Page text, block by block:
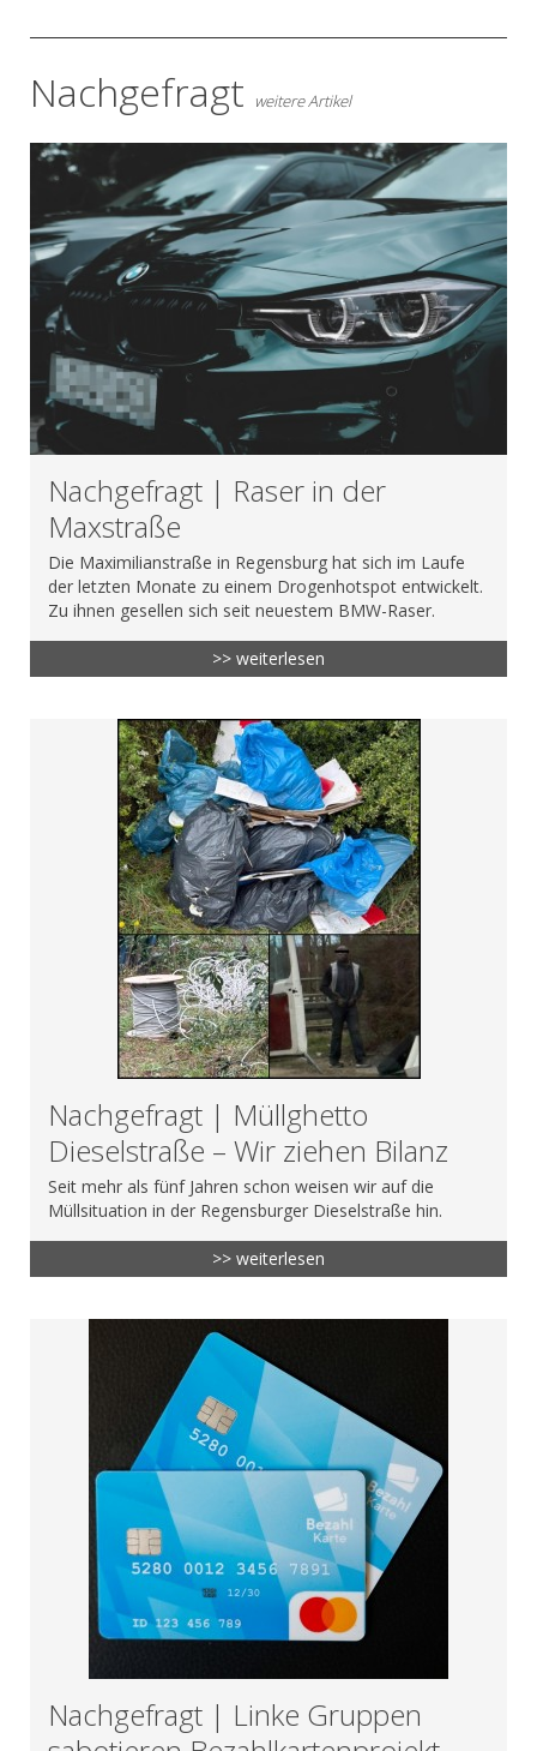
Nachgefragt weitere Artikel
Nachgefragt | Raser in der
Maxstraße
Die Maximilianstraße in Regensburg hat sich im Laufe
der letzten Monate zu einem Drogenhotspot entwickelt.
Zu ihnen gesellen sich seit neuestem BMW-Raser.
>> weiterlesen
Nachgefragt | Müllghetto
Dieselstraße – Wir ziehen Bilanz
Seit mehr als fünf Jahren schon weisen wir auf die
Müllsituation in der Regensburger Dieselstraße hin.
>> weiterlesen
Nachgefragt | Linke Gruppen